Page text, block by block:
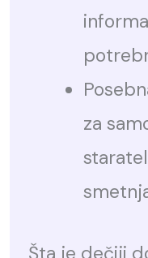
za
Šta je dečiji